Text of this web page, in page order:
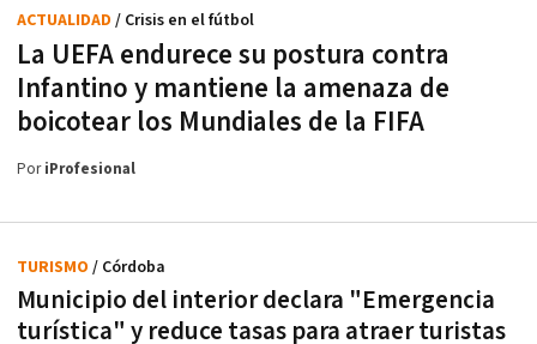
La UEFA endurece su postura contra
Infantino y mantiene la amenaza de
boicotear los Mundiales de la FIFA
ACTUALIDAD / Crisis en el fútbol
PoriProfesional
Municipio del interior declara "Emergencia
turística" y reduce tasas para atraer turistas
TURISMO / Córdoba